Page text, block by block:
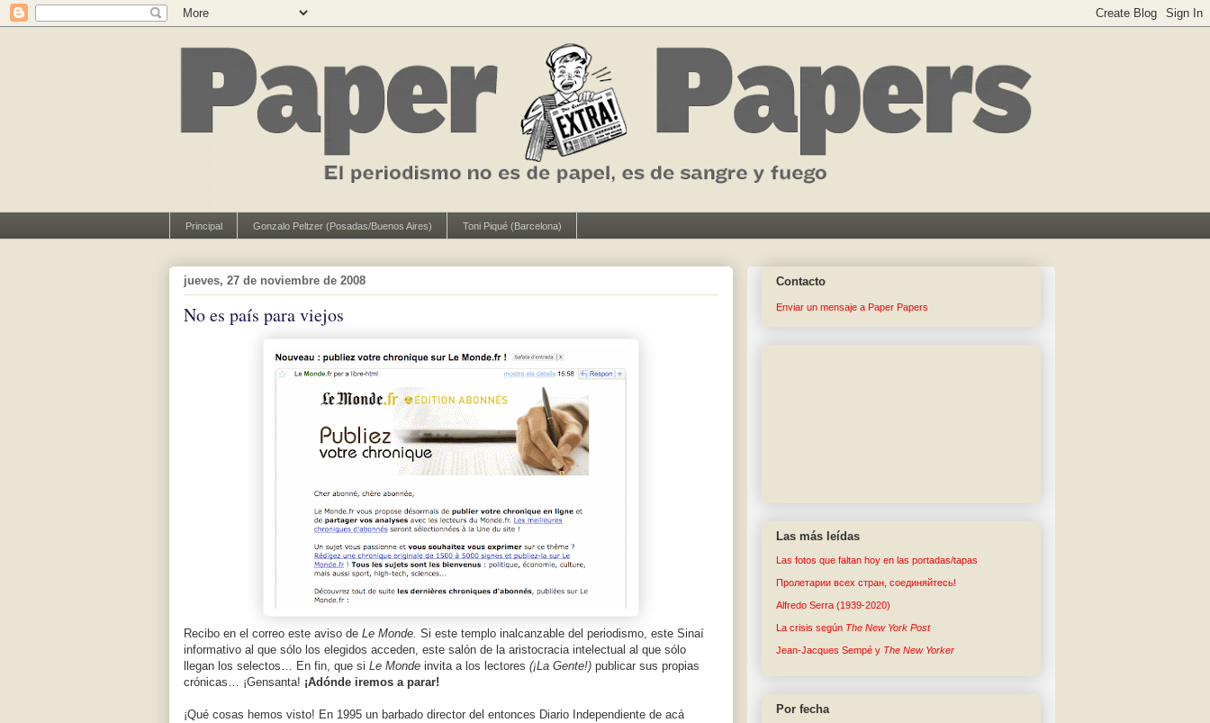
Principal Gonzalo Peltzer (Posadas/Buenos Aires) Toni Piqué (Barcelona)
jueves, 27 de noviembre de 2008
No es país para viejos
Recibo en el correo este aviso de Le Monde. Si este templo inalcanzable del periodismo, este Sinaí
informativo al que sólo los elegidos acceden, este salón de la aristocracia intelectual al que sólo
llegan los selectos… En fin, que si Le Monde invita a los lectores (¡La Gente!) publicar sus propias
crónicas… ¡Gensanta! ¡Adónde iremos a parar!
¡Qué cosas hemos visto! En 1995 un barbado director del entonces Diario Independiente de acá
Contacto
Enviar un mensaje a Paper Papers
Las más leídas
Las fotos que faltan hoy en las portadas/tapas
Пролетарии всех стран, соединяйтесь!
Alfredo Serra (1939-2020)
La crisis según The New York Post
Jean-Jacques Sempé y The New Yorker
Por fecha